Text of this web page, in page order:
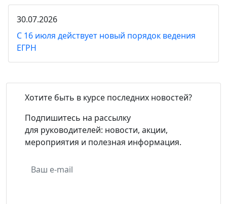
30.07.2026
С 16 июля действует новый порядок ведения
ЕГРН
Хотите быть в курсе последних новостей?
Подпишитесь на рассылку
для руководителей: новости, акции,
мероприятия и полезная информация.